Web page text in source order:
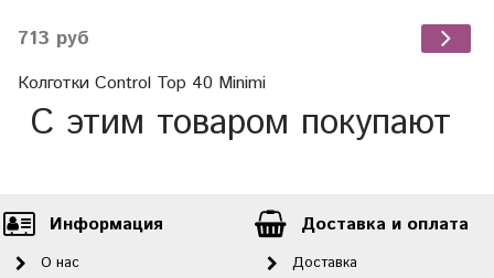
713 руб
Колготки Control Top 40 Minimi
С этим товаром покупают
Информация
О нас
Доставка и оплата
Доставка